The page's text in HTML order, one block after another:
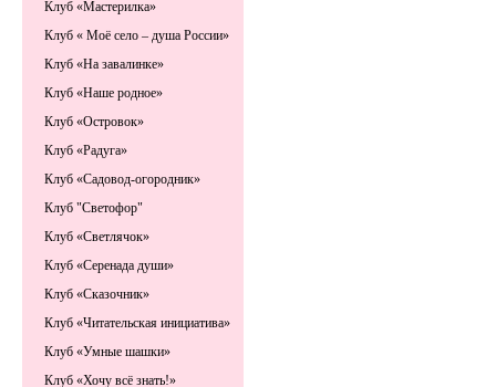
Клуб «Мастерилка»
Клуб « Моё село – душа России»
Клуб «На завалинке»
Клуб «Наше родное»
Клуб «Островок»
Клуб «Радуга»
Клуб «Садовод-огородник»
Клуб "Светофор"
Клуб «Светлячок»
Клуб «Серенада души»
Клуб «Сказочник»
Клуб «Читательская инициатива»
Клуб «Умные шашки»
Клуб «Хочу всё знать!»